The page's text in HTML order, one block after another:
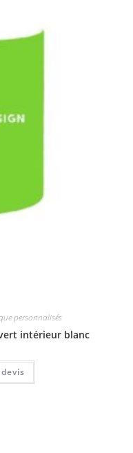
personnalisés
intérieur blanc